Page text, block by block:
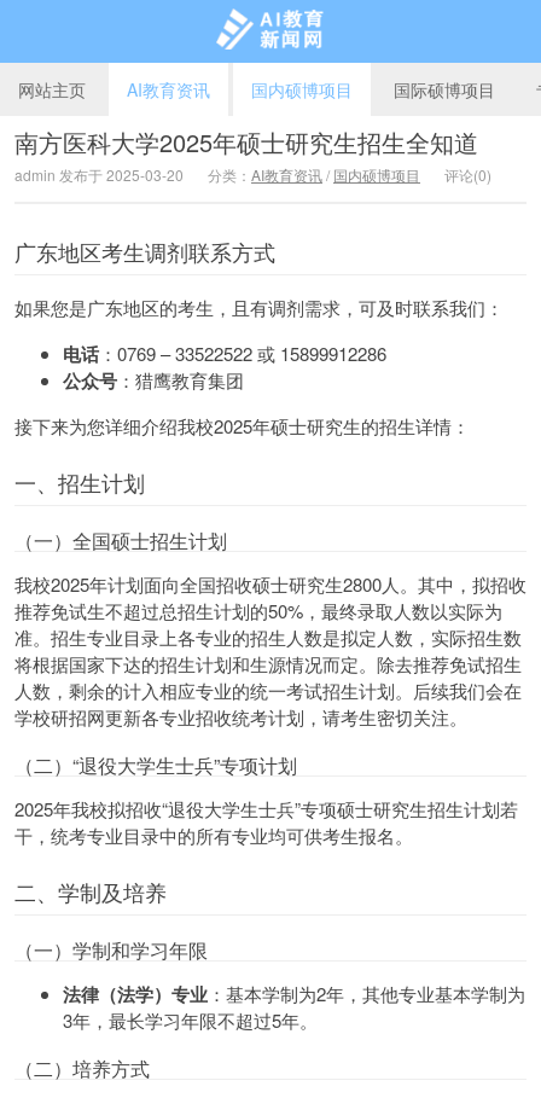
AI教育新闻网
网站主页 AI教育资讯 国内硕博项目 国际硕博项目
南方医科大学2025年硕士研究生招生全知道
admin 发布于 2025-03-20 分类： AI教育资讯/ 国内硕博项目 评论(0)
广东地区考生调剂联系方式
如果您是广东地区的考生，且有调剂需求，可及时联系我们：
电话 ：0769 – 33522522 或 15899912286
公众号 ：猎鹰教育集团
接下来为您详细介绍我校2025年硕士研究生的招生详情：
一、招生计划
（一）全国硕士招生计划
我校2025年计划面向全国招收硕士研究生2800人。其中，拟招收
推荐免试生不超过总招生计划的50%，最终录取人数以实际为
准。招生专业目录上各专业的招生人数是拟定人数，实际招生数
将根据国家下达的招生计划和生源情况而定。除去推荐免试招生
人数，剩余的计入相应专业的统一考试招生计划。后续我们会在
学校研招网更新各专业招收统考计划，请考生密切关注。
（二）“退役大学生士兵”专项计划
2025年我校拟招收“退役大学生士兵”专项硕士研究生招生计划若
干，统考专业目录中的所有专业均可供考生报名。
二、学制及培养
（一）学制和学习年限
法律（法学）专业 ：基本学制为2年，其他专业基本学制为
3年，最长学习年限不超过5年。
（二）培养方式